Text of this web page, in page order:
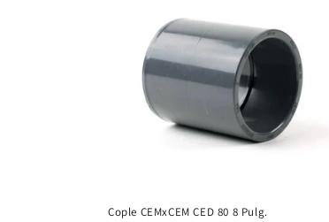
Cople CEMxCEM CED 80 8 Pulg.